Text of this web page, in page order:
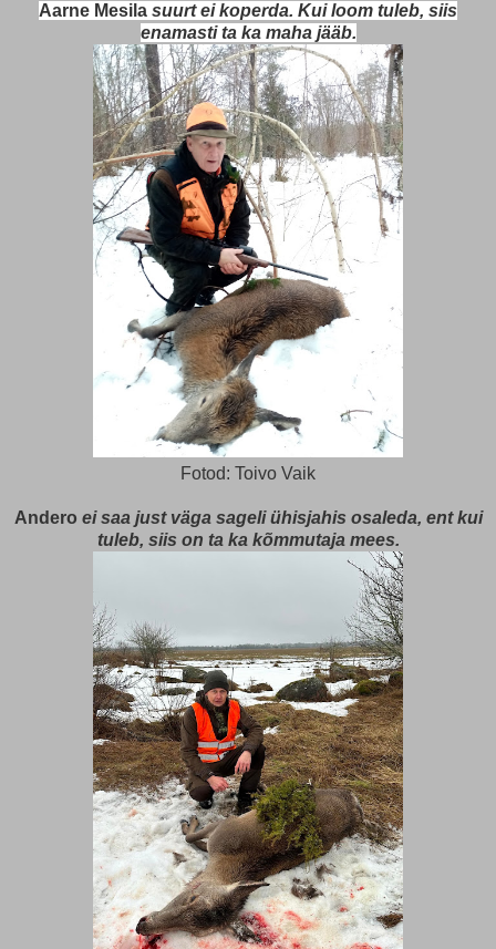
Aarne Mesila suurt ei koperda. Kui loom tuleb, siis
enamasti ta ka maha jääb.
Fotod: Toivo Vaik
Andero ei saa just väga sageli ühisjahis osaleda, ent kui
tuleb, siis on ta ka kõmmutaja mees.